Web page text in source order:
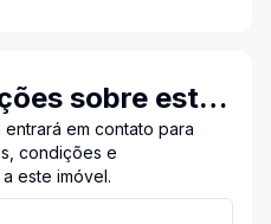
sobre este
em contato para
condições e
este imóvel.